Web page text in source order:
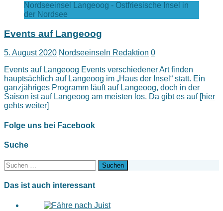
Nordseeinsel Langeoog - Ostfriesische Insel in
der Nordsee
Events auf Langeoog
5. August 2020 Nordseeinseln Redaktion 0
Events auf Langeoog Events verschiedener Art finden
hauptsächlich auf Langeoog im „Haus der Insel“ statt. Ein
ganzjähriges Programm läuft auf Langeoog, doch in der
Saison ist auf Langeoog am meisten los. Da gibt es auf [hier
gehts weiter]
Folge uns bei Facebook
Suche
Suchen
nach:
Das ist auch interessant